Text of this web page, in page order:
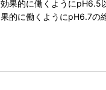
的に働くようにpH6.5
に働くようにpH6.7の